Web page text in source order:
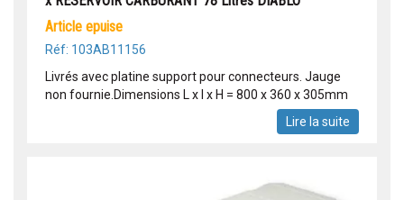
article epuise
Réf: 103AB11156
Livrés avec platine support pour connecteurs. Jauge
non fournie.Dimensions L x l x H = 800 x 360 x 305mm
Lire la suite